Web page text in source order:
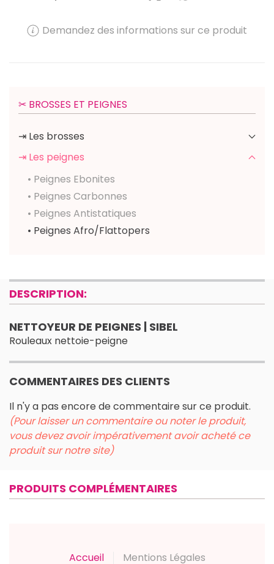
Demandez des informations sur ce produit
✂︎ BROSSES ET PEIGNES
⇥ Les brosses
⇥ Les peignes
• Peignes Ebonites
• Peignes Carbonnes
• Peignes Antistatiques
• Peignes Afro/Flattopers
DESCRIPTION:
NETTOYEUR DE PEIGNES | SIBEL
Rouleaux nettoie-peigne
COMMENTAIRES DES CLIENTS
Il n'y a pas encore de commentaire sur ce produit.
(Pour laisser un commentaire ou noter le produit,
vous devez avoir impérativement avoir acheté ce
produit sur notre site)
PRODUITS COMPLÉMENTAIRES
Accueil Mentions Légales